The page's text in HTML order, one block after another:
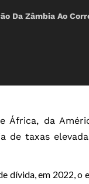
Da Zâmbia Ao
África, da
de taxas
dívida, em 2022, o